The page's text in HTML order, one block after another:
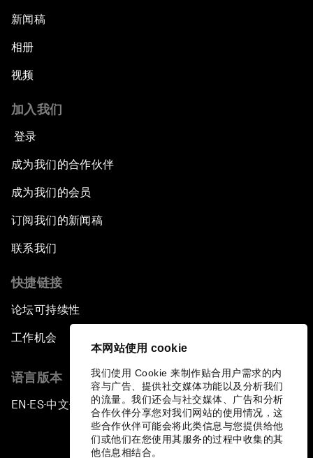
本网站使用 cookie
我们使用 Cookie 来制作贴合用户需求的内
容与广告、提供社交媒体功能以及分析我们
的流量。我们还会与社交媒体、广告和分析
合作伙伴分享您对我们网站的使用情况，这
些合作伙伴可能会将此类信息与您提供给他
们或他们在您使用其服务的过程中收集的其
他信息相结合。
新闻稿
相册
视频
加入我们
登录
成为我们的合作伙伴
成为我们的会员
订阅我们的新闻稿
联系我们
快捷链接
论坛可持续性
工作机会
语言版本
EN ▪ES▪中文▪ 日本語